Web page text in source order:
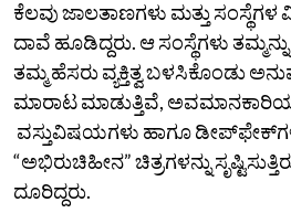
ಕೆಲವು ಜಾಲತಾಣಗಳು ಮತ್ತು ಸಂಸ್ಥೆಗಳ
ದಾವೆ ಹೂಡಿದ್ದರು. ಆ ಸಂಸ್ಥೆಗಳು
ತಮ್ಮ ಹೆಸರು ವ್ಯಕ್ತಿತ್ವ ಬಳಸಿಕೊಂಡು
ಮಾರಾಟ ಮಾಡುತ್ತಿವೆ,
ವಸ್ತುವಿಷಯಗಳು ಹಾಗೂ
“ಅಭಿರುಚಿಹೀನ” ಚಿತ್ರಗಳನ್ನು
ದೂರಿದ್ದರು.